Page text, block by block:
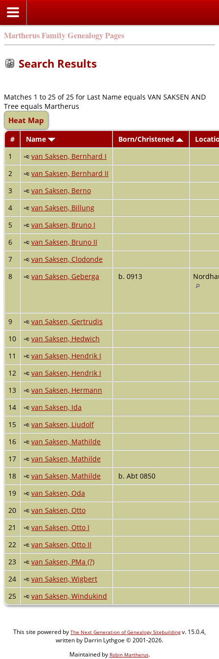
Martherus Family Genealogy Pages
Search Results
Matches 1 to 25 of 25 for Last Name equals VAN SAKSEN AND
Tree equals Martherus
Heat Map
# Name Born/Christened
1
van Saksen, Bernhard I
2
van Saksen, Bernhard II
3
van Saksen, Berno
4
van Saksen, Billung
5
van Saksen, Bruno I
6
van Saksen, Bruno II
7
van Saksen, Clodonde
8
van Saksen, Geberga b. 0913
9
van Saksen, Gertrudis
10
van Saksen, Hedwich
11
van Saksen, Hendrik I
12
van Saksen, Hendrik I
13
van Saksen, Hermann
14
van Saksen, Ida
15
van Saksen, Liudolf
16
van Saksen, Mathilde
17
van Saksen, Mathilde
18
van Saksen, Mathilde
b. Abt 0850
19
van Saksen, Oda
20
van Saksen, Otto
21
van Saksen, Otto I
22
van Saksen, Otto II
23
van Saksen, PMa (?)
24
van Saksen, Wigbert
25
van Saksen, Windukind
This site powered by The Next Generation of Genealogy Sitebuildingv. 15.0.4,
written by Darrin Lythgoe © 2001-2026.
Maintained by Robin Martherus.